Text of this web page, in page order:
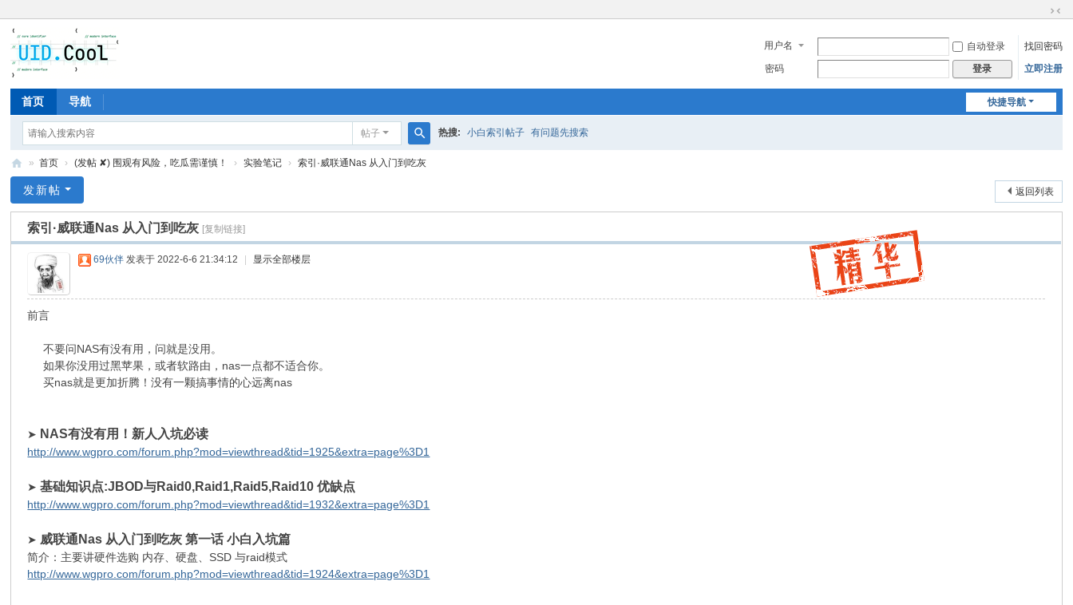
换
到
窄
用户名 自动登录
找回密码
密码
登录 立即注册
快捷导航
首页 导航
帖子
搜
热搜: 小白索引帖子 有问题先搜索
爱
» 首页 › (发帖 ✘) 围观有风险，吃瓜需谨慎！ › 实验笔记 › 索引·威联通Nas 从入门到吃灰
返回列表
发新帖
索引·威联通Nas 从入门到吃灰 [复制链接]
69伙伴 发表于 2022-6-6 21:34:12 显示全部楼层
前言
不要问NAS有没有用，问就是没用。
如果你没用过黑苹果，或者软路由，nas一点都不适合你。
买nas就是更加折腾！没有一颗搞事情的心远离nas
➤ NAS有没有用！新人入坑必读
http://www.wgpro.com/forum.php?mod=viewthread&tid=1925&extra=page%3D1
➤基础知识点:JBOD与Raid0,Raid1,Raid5,Raid10 优缺点
http://www.wgpro.com/forum.php?mod=viewthread&tid=1932&extra=page%3D1
➤ 威联通Nas 从入门到吃灰 第一话 小白入坑篇
简介：主要讲硬件选购 内存、硬盘、SSD 与raid模式
http://www.wgpro.com/forum.php?mod=viewthread&tid=1924&extra=page%3D1